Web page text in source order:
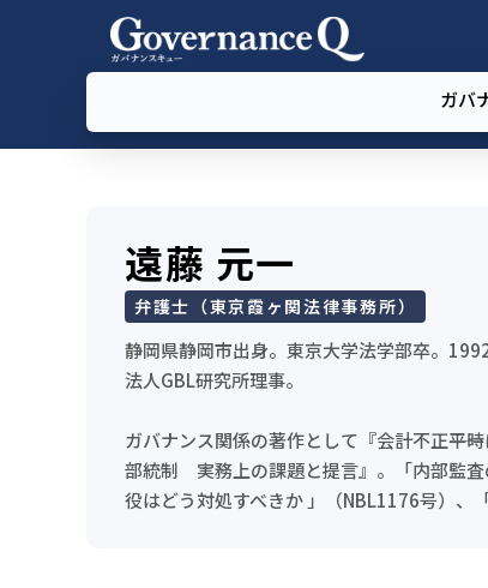
ガバ
遠藤 元一
弁護士（東京霞ヶ関法律事務所）
静岡県静岡市出身。東京大学法学部卒。
法人GBL研究所理事。
ガバナンス関係の著作として『会計不正――
部統制 実務上の課題と提言』。「内部監査
役はどう対処すべきか 」（NBL1176号）、